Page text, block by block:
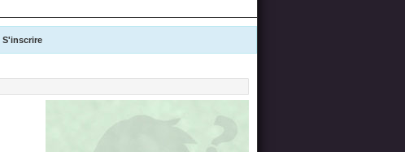
S'inscrire